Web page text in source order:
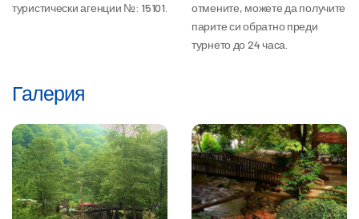
туристически агенции №: 15101.
отмените, можете да получите
парите си обратно преди
турнето до 24 часа.
Галерия